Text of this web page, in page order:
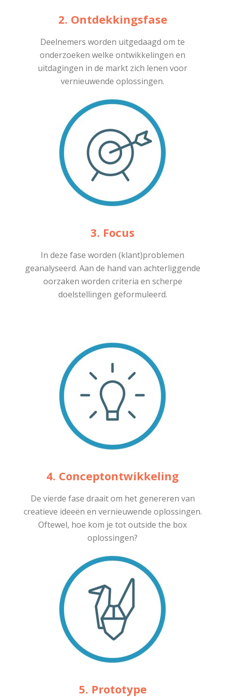
2. Ontdekkingsfase
Deelnemers worden uitgedaagd om te
onderzoeken welke ontwikkelingen en
uitdagingen in de markt zich lenen voor
vernieuwende oplossingen.
3. Focus
In deze fase worden (klant)problemen
geanalyseerd. Aan de hand van achterliggende
oorzaken worden criteria en scherpe
doelstellingen geformuleerd.
4. Conceptontwikkeling
De vierde fase draait om het genereren van
creatieve ideeën en vernieuwende oplossingen.
Oftewel, hoe kom je tot outside the box
oplossingen?
5. Prototype